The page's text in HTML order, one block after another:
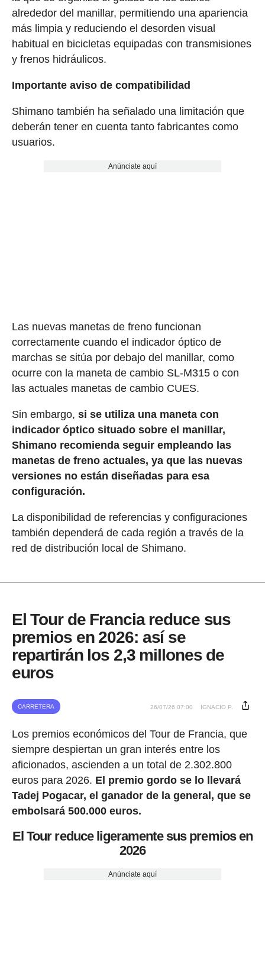
alrededor del manillar, permitiendo una apariencia
más limpia y reduciendo el desorden visual
habitual en bicicletas equipadas con transmisiones
y frenos hidráulicos.
Importante aviso de compatibilidad
Shimano también ha señalado una limitación que
deberán tener en cuenta tanto fabricantes como
usuarios.
Anúnciate aquí
Las nuevas manetas de freno funcionan
correctamente cuando el indicador óptico de
marchas se sitúa por debajo del manillar, como
ocurre con la maneta de cambio SL-M315 o con
las actuales manetas de cambio CUES.
Sin embargo, si se utiliza una maneta con
indicador óptico situado sobre el manillar,
Shimano recomienda seguir empleando las
manetas de freno actuales, ya que las nuevas
versiones no están diseñadas para esa
configuración.
La disponibilidad de referencias y configuraciones
también dependerá de cada región a través de la
red de distribución local de Shimano.
El Tour de Francia reduce sus
premios en 2026: así se
repartirán los 2,3 millones de
euros
CARRETERA 26/07/26 07:00 IGNACIO P.
Los premios económicos del Tour de Francia, que
siempre despiertan un gran interés entre los
aficionados, ascienden a un total de 2.302.800
euros para 2026. El premio gordo se lo llevará
Tadej Pogacar, el ganador de la general, que se
embolsará 500.000 euros.
El Tour reduce ligeramente sus premios en
2026
Anúnciate aquí